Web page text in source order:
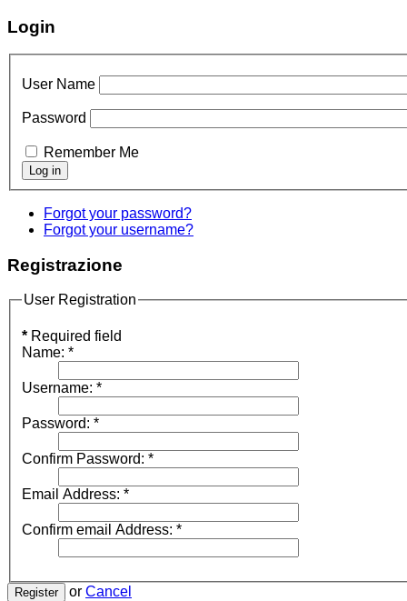
Login
User Name
Password
Remember Me
Forgot your password?
Forgot your username?
Registrazione
User Registration
* Required field
Name: *
Username: *
Password: *
Confirm Password: *
Email Address: *
Confirm email Address: *
Register or Cancel